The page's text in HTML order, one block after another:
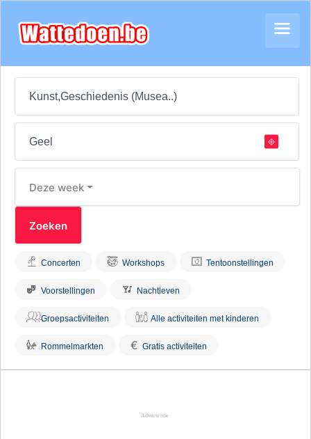
Deze week
Concerten Workshops Tentoonstellingen
Voorstellingen Nachtleven
Groepsactiviteiten Alle activiteiten met kinderen
Rommelmarkten € Gratis activiteiten